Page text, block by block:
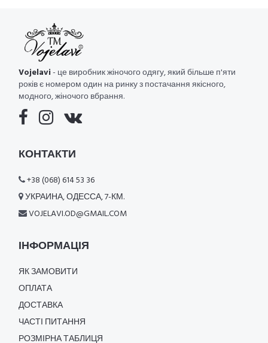
Vojelavi- це виробник жіночого одягу, який більше п'яти
років є номером один на ринку з постачання якісного,
модного, жіночого вбрання.
КОНТАКТИ
+38 (068) 614 53 36
УКРАИНА, ОДЕССА, 7-КМ.
VOJELAVI.OD@GMAIL.COM
ІНФОРМАЦІЯ
ЯК ЗАМОВИТИ
ОПЛАТА
ДОСТАВКА
ЧАСТІ ПИТАННЯ
РОЗМІРНА ТАБЛИЦЯ